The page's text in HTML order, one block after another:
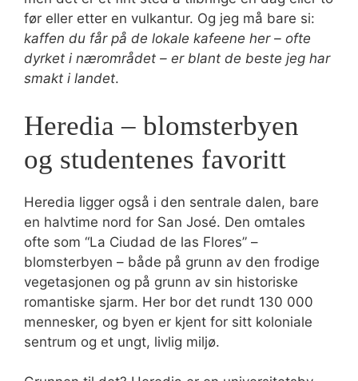
før eller etter en vulkantur. Og jeg må bare si:
kaffen du får på de lokale kafeene her – ofte
dyrket i nærområdet – er blant de beste jeg har
smakt i landet.
Heredia – blomsterbyen
og studentenes favoritt
Heredia ligger også i den sentrale dalen, bare
en halvtime nord for San José. Den omtales
ofte som “La Ciudad de las Flores” –
blomsterbyen – både på grunn av den frodige
vegetasjonen og på grunn av sin historiske
romantiske sjarm. Her bor det rundt 130 000
mennesker, og byen er kjent for sitt koloniale
sentrum og et ungt, livlig miljø.